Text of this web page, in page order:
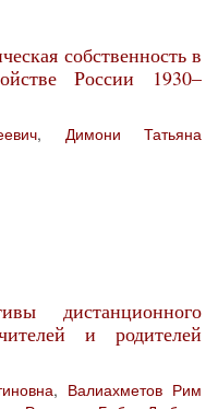
собственность в
России 1930–
, Димони Татьяна
дистанционного
и родителей
, Валиахметов Рим